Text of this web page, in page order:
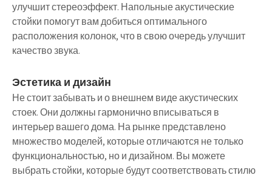
улучшит стереоэффект. Напольные акустические
стойки помогут вам добиться оптимального
расположения колонок, что в свою очередь улучшит
качество звука.
Эстетика и дизайн
Не стоит забывать и о внешнем виде акустических
стоек. Они должны гармонично вписываться в
интерьер вашего дома. На рынке представлено
множество моделей, которые отличаются не только
функциональностью, но и дизайном. Вы можете
выбрать стойки, которые будут соответствовать стилю